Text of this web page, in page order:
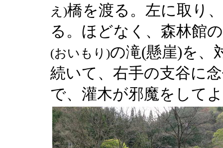
え)橋を渡る。左に取り
る。ほどなく、森林館
(おいもり)の滝(懸崖)を、
続いて、右手の支谷に
で、灌木が邪魔をして